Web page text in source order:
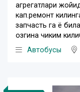
агрегатлари
кап.ремонт
запчасть га ё
озгина чиким
Автобусы